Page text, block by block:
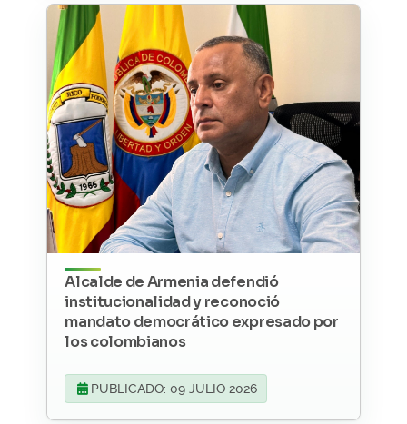
Alcalde de Armenia defendió
institucionalidad y reconoció
mandato democrático expresado por
los colombianos
PUBLICADO: 09 JULIO 2026